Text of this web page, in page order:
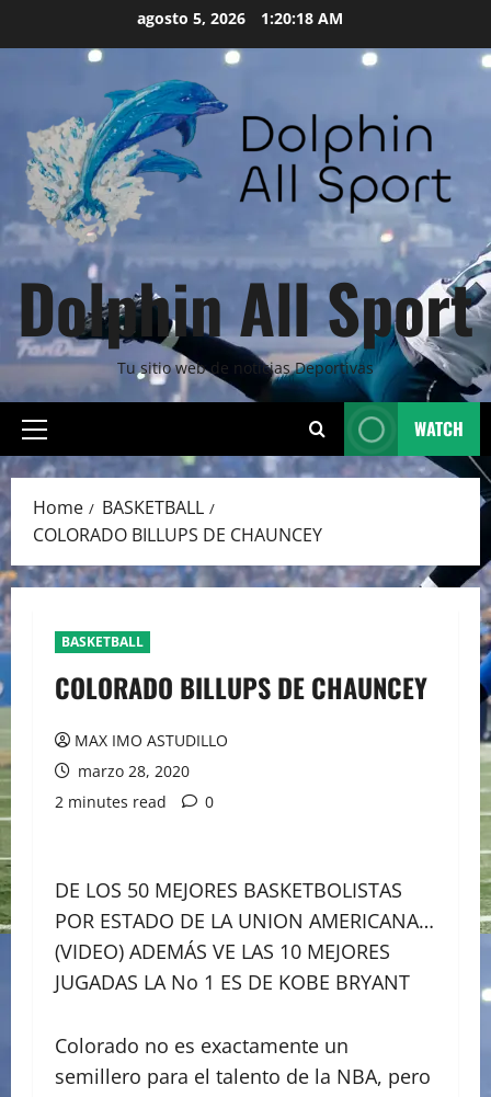
agosto 5, 2026 1:20:19 AM
Dolphin All Sport
Tu sitio web de noticias Deportivas
Primary
Menu
WATCH
Home
BASKETBALL
COLORADO BILLUPS DE CHAUNCEY
BASKETBALL
COLORADO BILLUPS DE CHAUNCEY
MAX IMO ASTUDILLO
marzo 28, 2020
2 minutes read
0
DE LOS 50 MEJORES BASKETBOLISTAS
POR ESTADO DE LA UNION AMERICANA…
(VIDEO) ADEMÁS VE LAS 10 MEJORES
JUGADAS LA No 1 ES DE KOBE BRYANT
Colorado no es exactamente un
semillero para el talento de la NBA, pero